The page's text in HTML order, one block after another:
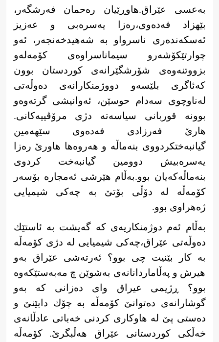
بەعسی عێراق.هاوڕێیان رەحمان فەرشگەر،
بێهزاد فەدەوی،رەزا یەسرەبی و عەزیز
ئەسکەندەری ناسرواو بە شەهیدخەنجەر، ئەو
چوارتێکۆشەرو سیماناسراوەی کۆمەلەو
بزووتنەوەی شۆرشگێرانەی کوردستان بوون
کەئاگری بلێسەو دووژمنکارانەی دەوڵەتی
لەناوچوی سەدام حوسێن، ئەوانیشی گرتەوەو
بوونە قوربانی سیاسەتە دژی مرۆڤییەکانی.
هارێ فەرزادی فەدەوی سێهەمین
گیانبەختکردووی بنەماڵە و هەروەها هاورێ رەزا
یەسرەبیش دوومین گیانبەخت کردوی
بنەماڵەکەیان بوو.بەڵام هێرشی ئەمجارە ‌بۆسەر
كۆمەڵە لە دۆڵی بۆتێ بە چەكی شیمیایی
ژەهراوی بوو.
بەڵام ئەم دوژمنكاریەی كە گەیشت بە ئاستێك
دەوڵەتی عێراق،چەکی شیمیایی لە دژی كۆمەڵە
بە كار بێنیت چی بوو؟ ئەرتەشی عێراق بەو
هیرش و پەڵاماردانانەی بەشوێن چ مەبەستێكەوە
بوو؟ ڕژیمی عیراق وای دەزانی كە بەو
گوشارانەی دەتوانێ كۆمەڵە بە چۆك دابێنێ و
دەستی پێ لە هاوكاری كردنی خەباتی عادڵانەی
خەڵكی كوردستانی عێراق هەڵبگرێ. كۆمەڵە